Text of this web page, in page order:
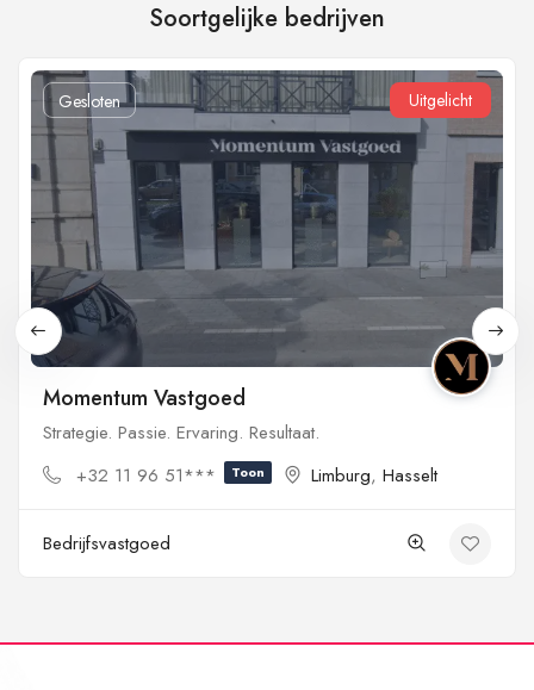
Soortgelijke bedrijven
Gesloten Uitgelicht
Momentum Vastgoed
Strategie. Passie. Ervaring. Resultaat.
+32 11 96 51***
Toon Limburg, Hasselt
Bedrijfsvastgoed